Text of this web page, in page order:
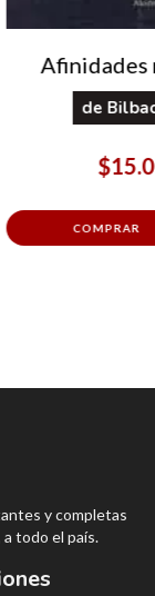
Afinidades
de
y completas
todo el país.